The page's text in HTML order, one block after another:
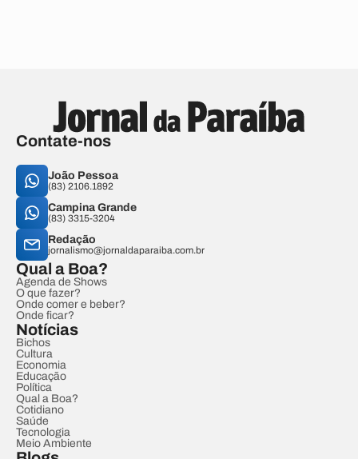
Contate-nos
João Pessoa
(83) 2106.1892
Campina Grande
(83) 3315-3204
Redação
jornalismo@jornaldaparaiba.com.br
Qual a Boa?
Agenda de Shows
O que fazer?
Onde comer e beber?
Onde ficar?
Notícias
Bichos
Cultura
Economia
Educação
Política
Qual a Boa?
Cotidiano
Saúde
Tecnologia
Meio Ambiente